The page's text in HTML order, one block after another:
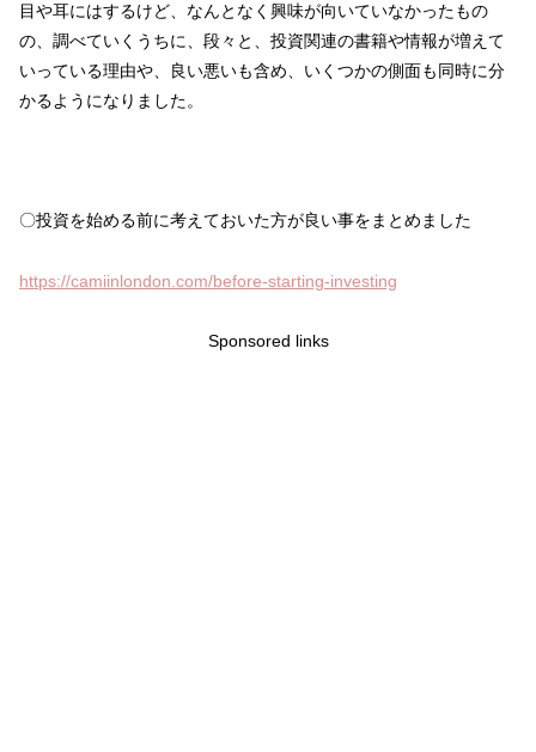
目や耳にはするけど、なんとなく興味が向いていなかったもの
の、調べていくうちに、段々と、投資関連の書籍や情報が増えて
いっている理由や、良い悪いも含め、いくつかの側面も同時に分
かるようになりました。
〇投資を始める前に考えておいた方が良い事をまとめました
https://camiinlondon.com/before-starting-investing
Sponsored links